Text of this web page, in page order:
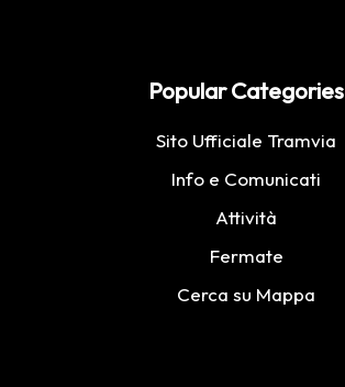
Popular Categories
Sito Ufficiale Tramvia
Info e Comunicati
Attività
Fermate
Cerca su Mappa